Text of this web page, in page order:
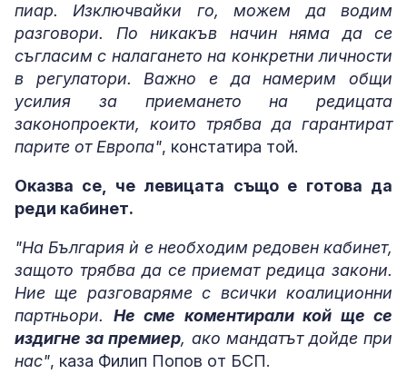
пиар. Изключвайки го, можем да водим
разговори. По никакъв начин няма да се
съгласим с налагането на конкретни личности
в регулатори. Важно е да намерим общи
усилия за приемането на редицата
законопроекти, които трябва да гарантират
парите от Европа", констатира той.
Оказва се, че левицата също е готова да
реди кабинет.
"На България ѝ е необходим редовен кабинет,
защото трябва да се приемат редица закони.
Ние ще разговаряме с всички коалиционни
партньори. Не сме коментирали кой ще се
издигне за премиер, ако мандатът дойде при
нас", каза Филип Попов от БСП.